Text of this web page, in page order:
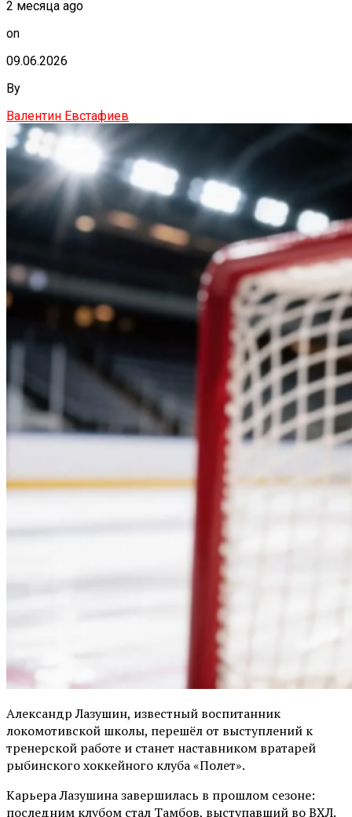
2 месяца ago
on
09.06.2026
By
Валентин Евстафиев
Александр Лазушин, известный воспитанник
локомотивской школы, перешёл от выступлений к
тренерской работе и станет наставником вратарей
рыбинского хоккейного клуба «Полет».
Карьера Лазушина завершилась в прошлом сезоне:
последним клубом стал Тамбов, выступавший во ВХЛ.